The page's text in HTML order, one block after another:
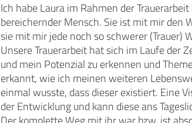
Ich habe Laura im Rahmen der
bereichernder Mensch. Sie ist mit mir den
sie mit mir jede noch so schwerer (Trauer)
Unsere Trauerarbeit hat sich im Laufe der
und mein Potenzial zu erkennen und
erkannt, wie ich meinen weiteren
einmal wusste, dass dieser existiert. Eine
der Entwicklung und kann diese ans
Der komplette Weg mit ihr war bzw. ist